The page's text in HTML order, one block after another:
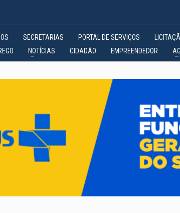
SECRETARIAS PORTAL DE SERVIÇOS
NOTÍCIAS CIDADÃO EMPREENDEDOR